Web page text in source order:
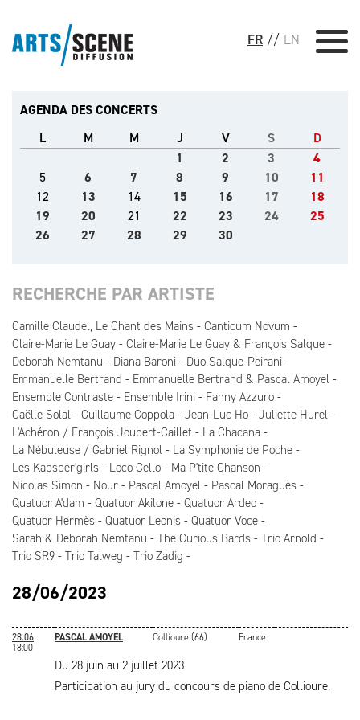
FR // EN
AGENDA DES CONCERTS
L
M M J V S
D
1
2 3
4
5
6 7 8 9 10
11
12
13 14 15 16 17
18
19
20 21 22 23 24
25
26
27 28 29 30
RECHERCHE PAR ARTISTE
Camille Claudel, Le Chant des Mains
Canticum Novum
Claire-Marie Le Guay
Claire-Marie Le Guay & François Salque
Deborah Nemtanu
Diana Baroni
Duo Salque-Peirani
Emmanuelle Bertrand
Emmanuelle Bertrand & Pascal Amoyel
Ensemble Contraste
Ensemble Irini
Fanny Azzuro
Gaëlle Solal
Guillaume Coppola Jean-Luc Ho
Juliette Hurel
L'Achéron / François Joubert-Caillet
La Chacana
La Nébuleuse / Gabriel Rignol
La Symphonie de Poche
Les Kapsber'girls
Loco Cello
Ma P'tite Chanson
Nicolas Simon
Nour Pascal Amoyel
Pascal Moraguès
Quatuor A'dam
Quatuor Akilone
Quatuor Ardeo
Quatuor Hermès
Quatuor Leonis
Quatuor Voce
Sarah & Deborah Nemtanu
The Curious Bards
Trio Arnold
Trio SR9
Trio Talweg Trio Zadig
28/06/2023
28.06
18:00
PASCAL AMOYEL Collioure (66) France
Du 28 juin au 2 juillet 2023
Participation au jury du concours de piano de Collioure.